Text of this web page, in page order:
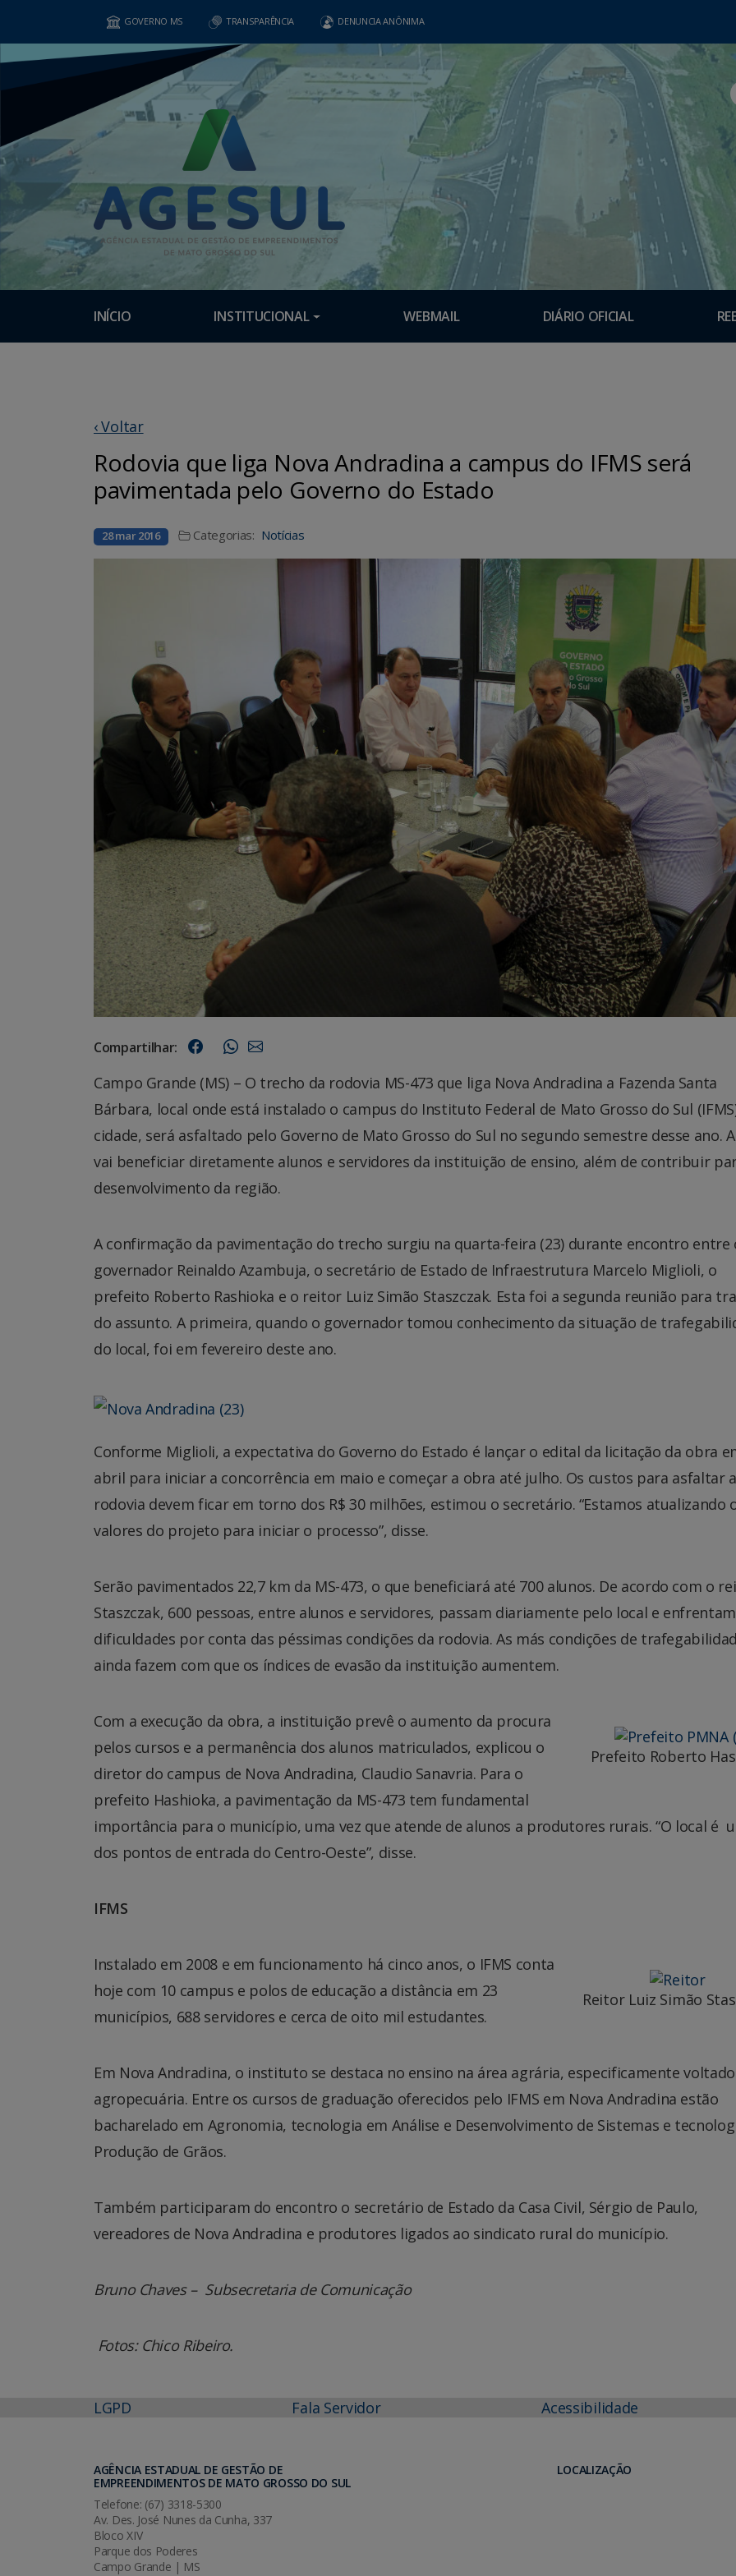
GOVERNO MS TRANSPARÊNCIA DENUNCIA ANÔNIMA
INÍCIO INSTITUCIONAL WEBMAIL DIÁRIO OFICIAL
‹ Voltar
Rodovia que liga Nova Andradina a campus do IFMS será
pavimentada pelo Governo do Estado
28 mar 2016 Categorias: Notícias
Compartilhar:
Campo Grande (MS) – O trecho da rodovia MS-473 que liga Nova Andradina a Fazenda Santa
Bárbara, local onde está instalado o campus do Instituto Federal de Mato Grosso do Sul
cidade, será asfaltado pelo Governo de Mato Grosso do Sul no segundo semestre desse ano.
vai beneficiar diretamente alunos e servidores da instituição de ensino, além de contribuir
desenvolvimento da região.
A confirmação da pavimentação do trecho surgiu na quarta-feira (23) durante encontro entre
governador Reinaldo Azambuja, o secretário de Estado de Infraestrutura Marcelo Miglioli, o
prefeito Roberto Rashioka e o reitor Luiz Simão Staszczak. Esta foi a segunda reunião para
do assunto. A primeira, quando o governador tomou conhecimento da situação de
do local, foi em fevereiro deste ano.
Conforme Miglioli, a expectativa do Governo do Estado é lançar o edital da licitação da obra
abril para iniciar a concorrência em maio e começar a obra até julho. Os custos para asfaltar a
rodovia devem ficar em torno dos R$ 30 milhões, estimou o secretário. “Estamos atualizando
valores do projeto para iniciar o processo”, disse.
Serão pavimentados 22,7 km da MS-473, o que beneficiará até 700 alunos. De acordo com o
Staszczak, 600 pessoas, entre alunos e servidores, passam diariamente pelo local e enfrentam
dificuldades por conta das péssimas condições da rodovia. As más condições de
ainda fazem com que os índices de evasão da instituição aumentem.
Prefeito Roberto
Com a execução da obra, a instituição prevê o aumento da procura
pelos cursos e a permanência dos alunos matriculados, explicou o
diretor do campus de Nova Andradina, Claudio Sanavria. Para o
prefeito Hashioka, a pavimentação da MS-473 tem fundamental
importância para o município, uma vez que atende de alunos a produtores rurais. “O local é
dos pontos de entrada do Centro-Oeste”, disse.
IFMS
Reitor Luiz Simão
Instalado em 2008 e em funcionamento há cinco anos, o IFMS conta
hoje com 10 campus e polos de educação a distância em 23
municípios, 688 servidores e cerca de oito mil estudantes.
Em Nova Andradina, o instituto se destaca no ensino na área agrária, especificamente
agropecuária. Entre os cursos de graduação oferecidos pelo IFMS em Nova Andradina estão
bacharelado em Agronomia, tecnologia em Análise e Desenvolvimento de Sistemas e
Produção de Grãos.
Também participaram do encontro o secretário de Estado da Casa Civil, Sérgio de Paulo,
vereadores de Nova Andradina e produtores ligados ao sindicato rural do município.
Bruno Chaves – Subsecretaria de Comunicação
Fotos: Chico Ribeiro.
LGPD Fala Servidor Acessibilidade
AGÊNCIA ESTADUAL DE GESTÃO DE
EMPREENDIMENTOS DE MATO GROSSO DO SUL
Telefone: (67) 3318-5300
Av. Des. José Nunes da Cunha, 337
Bloco XIV
Parque dos Poderes
Campo Grande | MS
LOCALIZAÇÃO